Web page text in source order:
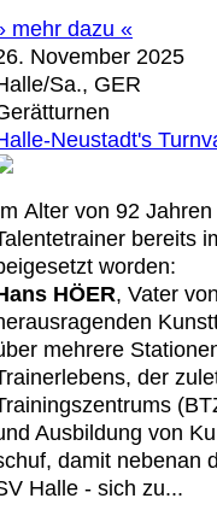
mehr dazu «
November 2025
Sa., GER
Neustadt's
Alter von 92
bereits
worden:
HÖER, Vater
mehrere
der
Ausbildung von
damit nebenan
Halle - sich zu...